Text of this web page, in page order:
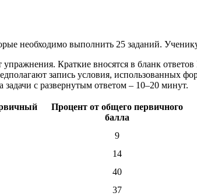
необходимо выполнить 25 заданий.
Краткие вносятся в бланк
запись условия, использованных
с развернутым ответом – 10–20 минут.
Процент от общего первичного
балла
9
14
40
37